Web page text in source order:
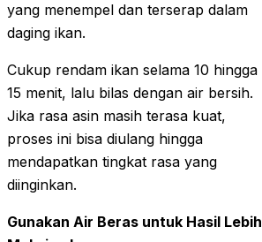
yang menempel dan terserap dalam
daging ikan.
Cukup rendam ikan selama 10 hingga
15 menit, lalu bilas dengan air bersih.
Jika rasa asin masih terasa kuat,
proses ini bisa diulang hingga
mendapatkan tingkat rasa yang
diinginkan.
Gunakan Air Beras untuk Hasil Lebih